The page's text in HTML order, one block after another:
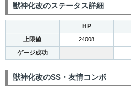
獣神化改のステータス詳細
HP
上限値
24008
ゲージ成功
獣神化改のSS・友情コンボ